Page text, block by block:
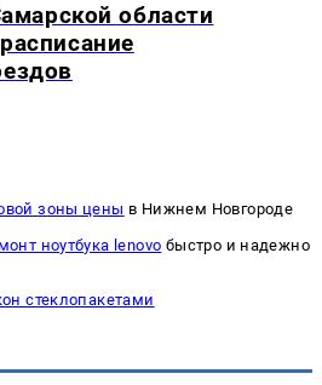
области
зоны цены в Нижнем Новгороде
ноутбука lenovo быстро и надежно
стеклопакетами